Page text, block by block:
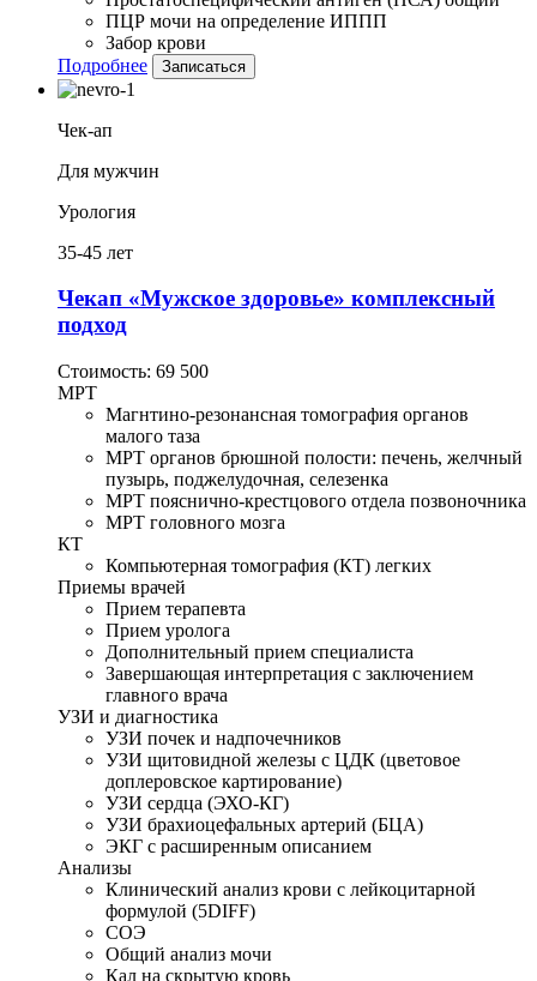
ПЦР мочи на определение ИППП
Забор крови
Подробнее
Записаться
Чек-ап
Для мужчин
Урология
35-45 лет
Чекап «Мужское здоровье» комплексный
подход
Стоимость: 69 500
МРТ
Магнтино-резонансная томография органов
малого таза
МРТ органов брюшной полости: печень, желчный
пузырь, поджелудочная, селезенка
МРТ пояснично-крестцового отдела позвоночника
МРТ головного мозга
КТ
Компьютерная томография (КТ) легких
Приемы врачей
Прием терапевта
Прием уролога
Дополнительный прием специалиста
Завершающая интерпретация с заключением
главного врача
УЗИ и диагностика
УЗИ почек и надпочечников
УЗИ щитовидной железы с ЦДК (цветовое
доплеровское картирование)
УЗИ сердца (ЭХО-КГ)
УЗИ брахиоцефальных артерий (БЦА)
ЭКГ с расширенным описанием
Анализы
Клинический анализ крови с лейкоцитарной
формулой (5DIFF)
СОЭ
Общий анализ мочи
Кал на скрытую кровь